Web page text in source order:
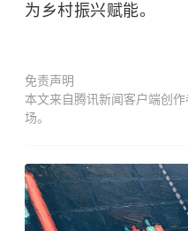
为乡村振兴赋能。
免责声明
本文来自腾讯新闻客户端创
场。